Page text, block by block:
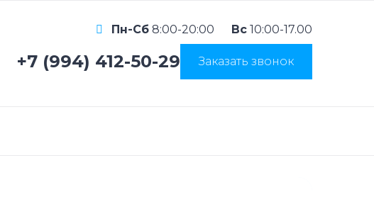
Пн-Сб 8:00-20:00 Вс 10:00-17.00
+7 (994) 412-50-29 Заказать звонок